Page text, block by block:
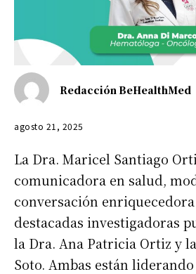
Redacción BeHealthMed
agosto 21, 2025
La Dra. Maricel Santiago
comunicadora en salud,
conversación
destacadas investigadoras
la Dra. Ana Patricia Ortiz y
Soto. Ambas están